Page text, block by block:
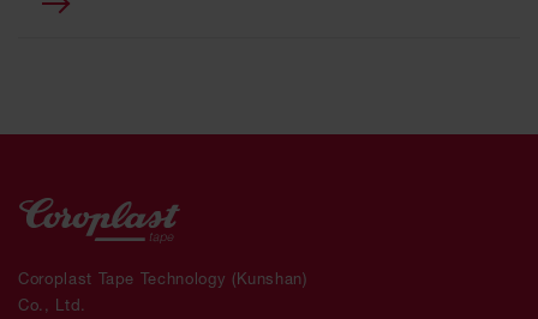
Coroplast Tape Technology (Kunshan)
Co., Ltd.